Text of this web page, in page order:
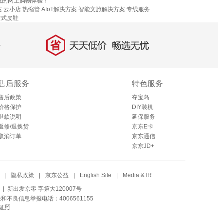
云小店 热缩管 AIoT解决方案 智能文旅解决方案 专线服务
皮鞋
省 天天低价，畅选无忧
后服务
后政策
格保护
款说明
修/退换货
消订单
特色服务
夺宝岛
DIY装机
延保服务
京东E卡
京东通信
京东JD+
隐私政策 京东公益 English Site Media & IR
| 新出发京零 字第大120007号
不良信息举报电话：4006561155
照